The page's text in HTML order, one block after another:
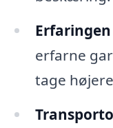
erfarne
tage